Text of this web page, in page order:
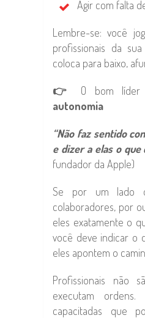
Agir com falta
Lembre-se: você
profissionais da
coloca para baixo,
👉 O bom líder
autonomia
“Não faz sentido
e dizer a elas o que
fundador da Apple)
Se por um lado
colaboradores, por
eles exatamente o
você deve indicar o
eles apontem o
Profissionais não
executam
capacitadas que